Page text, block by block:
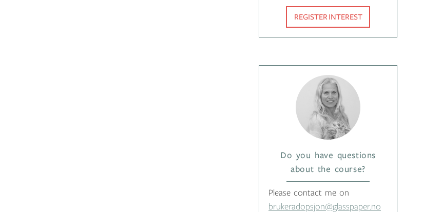
REGISTER INTEREST
Do you have questions
about the course?
Please contact me on
brukeradopsjon@glasspaper.no